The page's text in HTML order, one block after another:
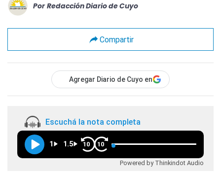
Por Redacción Diario de Cuyo
Compartir
Agregar Diario de Cuyo en
Escuchá la nota completa
1 1.5 10 10
Powered by Thinkindot Audio